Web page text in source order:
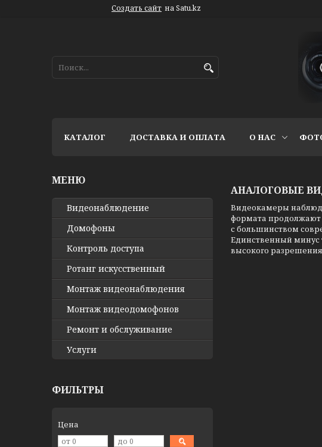
Создать сайт на Satu.kz
КАТАЛОГ ДОСТАВКА И ОПЛАТА О НАС
АНАЛОГОВЫЕ
Видеокамеры
формата продолжают
с большинством
Единственный минус
высокого
Видео­наблюдение
Домофоны
Контроль доступа
Ротанг искусственный
Монтаж видеонаблюдения
Монтаж видеодомофонов
Ремонт и обслуживание
Услуги
ФИЛЬТРЫ
Цена